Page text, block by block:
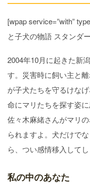
[wpap service=”with”
と子犬の物語 スタンダ
2004年10月に起きた新
す。災害時に飼い主と
が子犬たちを守るけな
命にマリたちを探す姿
佐々木麻緒さんがマリ
られますよ。犬だけで
ら、つい感情移入して
私の中のあなた